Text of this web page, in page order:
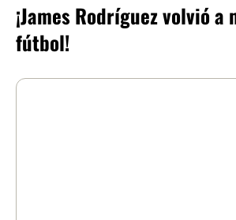
¡James Rodríguez volvió
fútbol!